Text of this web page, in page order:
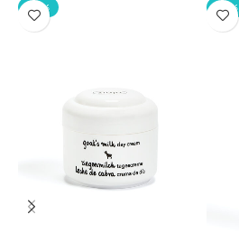
-20% -20%